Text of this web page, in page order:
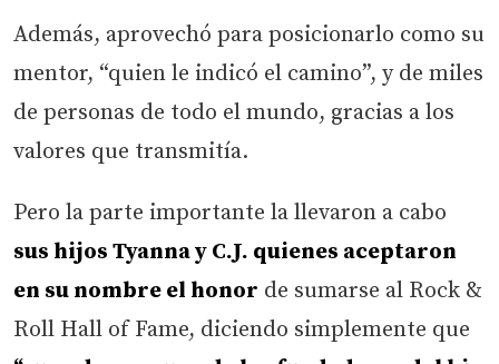
Además, aprovechó para posicionarlo como su
mentor, “quien le indicó el camino”, y de miles
de personas de todo el mundo, gracias a los
valores que transmitía.
Pero la parte importante la llevaron a cabo
sus hijos Tyanna y C.J. quienes aceptaron
en su nombre el honor de sumarse al Rock &
Roll Hall of Fame, diciendo simplemente que